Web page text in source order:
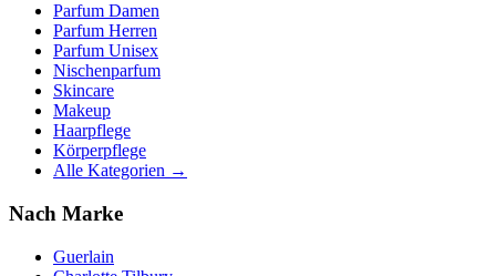
Parfum Damen
Parfum Herren
Parfum Unisex
Nischenparfum
Skincare
Makeup
Haarpflege
Körperpflege
Alle Kategorien →
Nach Marke
Guerlain